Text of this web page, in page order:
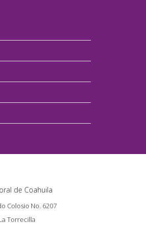
de Coahuila
Colosio No. 6207
Torrecilla